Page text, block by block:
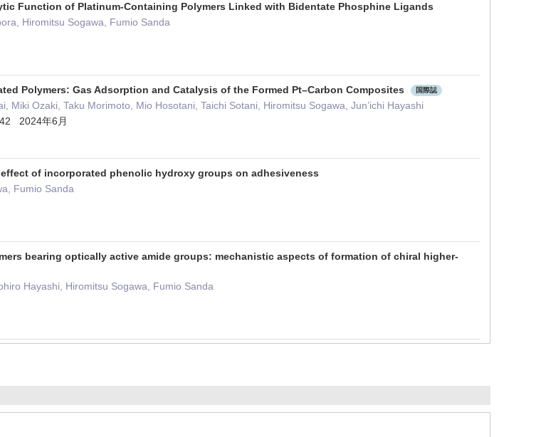
Function of Platinum-Containing Polymers Linked with Bidentate Phosphine Ligands
Hiromitsu Sogawa, Fumio Sanda
Polymers: Gas Adsorption and Catalysis of the Formed Pt–Carbon Composites 国際誌
Miki Ozaki, Taku Morimoto, Mio Hosotani, Taichi Sotani, Hiromitsu Sogawa, Jun’ichi Hayashi
2024年6月
of incorporated phenolic hydroxy groups on adhesiveness
Fumio Sanda
bearing optically active amide groups: mechanistic aspects of formation of chiral higher-
Hayashi, Hiromitsu Sogawa, Fumio Sanda